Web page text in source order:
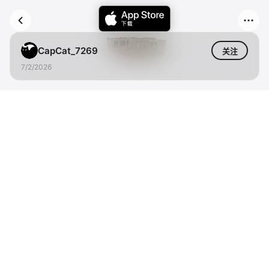
CapCat_7269
关注
7/2/2026